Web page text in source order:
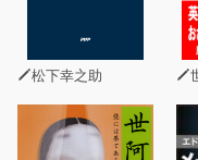
そして美しき自転車
士の家で一人娘の音
い人物に自転車でつ
忙しいホームズにか
松下幸之助